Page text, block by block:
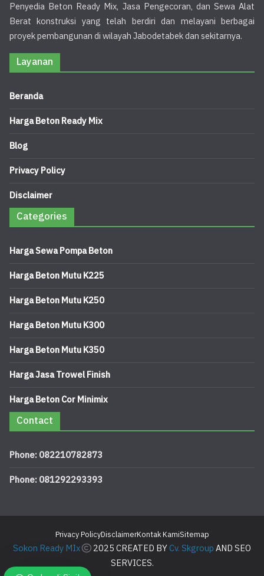
Penyedia Beton Ready Mix, Jasa Pengecoran, dan Sewa Alat
Berat konstruksi yang telah berdiri dan melayani berbagai
proyek pembangunan di wilayah Jabodetabek dan sekitarnya.
Layanan
Beranda
Harga Beton Ready Mix
Blog
Privacy Policy
Disclaimer
Categories
Harga Sewa Pompa Beton
Harga Beton Mutu K225
Harga Beton Mutu K250
Harga Beton Mutu K300
Harga Beton Mutu K350
Harga Jasa Trowel Finish
Harga Beton Cor Minimix
Contact
Phone: 082210782873
Phone: 081292293393
Privacy PolicyDisclaimerKontak KamiSitemap
Sokon Ready MIx 2025 CREATED BYCv. SkgroupAND SEO
SERVICES.